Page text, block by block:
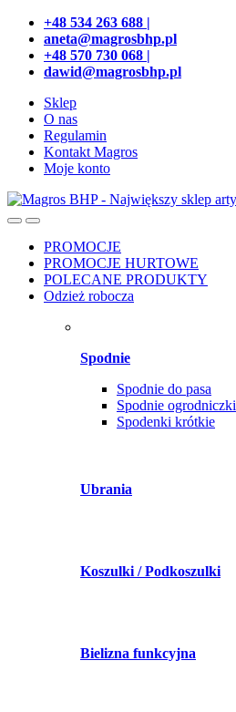
Przejdź
nawigacji
Przeskocz
treści
+48 534 263 688 |
aneta@magrosbhp.pl
+48 570 730 068 |
dawid@magrosbhp.pl
Sklep
O nas
Regulamin
Kontakt Magros
Moje konto
PROMOCJE
PROMOCJE HURTOWE
POLECANE PRODUKTY
Odzież robocza
Spodnie
Spodnie do pasa
Spodnie ogrodniczki
Spodenki krótkie
Ubrania
Koszulki / Podkoszulki
Bielizna funkcyjna